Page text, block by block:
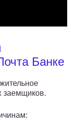
Банке
заемщиков.